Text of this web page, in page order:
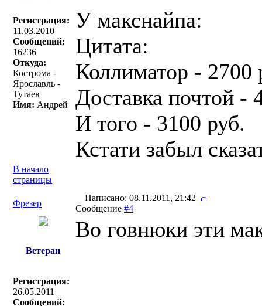
Регистрация:
11.03.2010
Сообщений:
16236
Откуда:
Кострома -
Ярославль -
Тутаев
Имя: Андрей
У макснайпа:
Цитата:
Коллиматор - 2700
Доставка почтой -
И того - 3100 руб.
Кстати забыл
В начало
страницы
Фрезер
Написано: 08.11.2011, 21:42
Сообщение #4
Ветеран
Регистрация:
26.05.2011
Сообщений:
Во говнюки эти